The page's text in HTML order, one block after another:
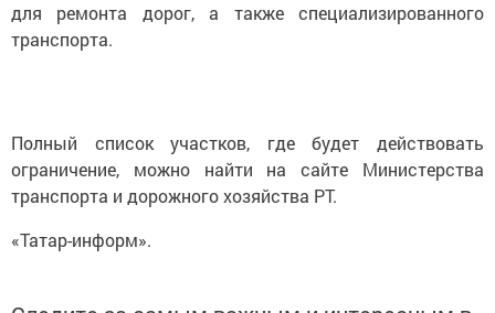
для ремонта дорог, а также специализированного
транспорта.
Полный список участков, где будет действовать
ограничение, можно найти на сайте Министерства
транспорта и дорожного хозяйства РТ.
«Татар-информ».